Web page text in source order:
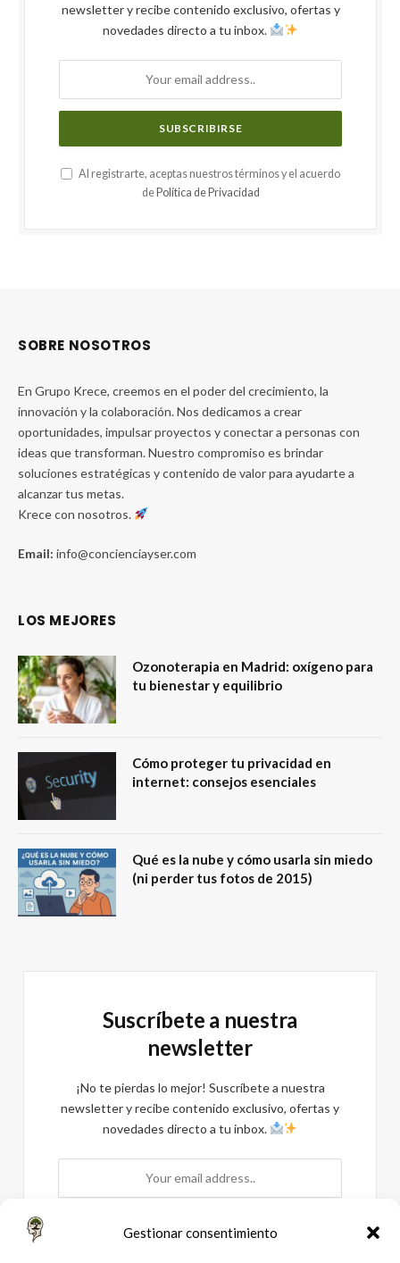
Gestionar consentimiento
newsletter y recibe contenido exclusivo, ofertas y
novedades directo a tu inbox.
Al registrarte, aceptas nuestros términos y el acuerdo
dePolítica de Privacidad
SOBRE NOSOTROS
En Grupo Krece, creemos en el poder del crecimiento, la
innovación y la colaboración. Nos dedicamos a crear
oportunidades, impulsar proyectos y conectar a personas con
ideas que transforman. Nuestro compromiso es brindar
soluciones estratégicas y contenido de valor para ayudarte a
alcanzar tus metas.
Krece con nosotros.
Email: info@concienciayser.com
LOS MEJORES
Ozonoterapia en Madrid: oxígeno para
tu bienestar y equilibrio
Cómo proteger tu privacidad en
internet: consejos esenciales
Qué es la nube y cómo usarla sin miedo
(ni perder tus fotos de 2015)
Suscríbete a nuestra
newsletter
¡No te pierdas lo mejor! Suscríbete a nuestra
newsletter y recibe contenido exclusivo, ofertas y
novedades directo a tu inbox.